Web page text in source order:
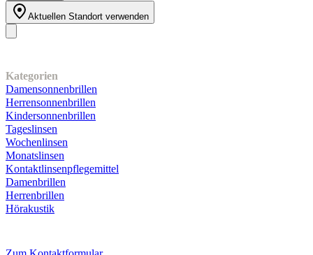
Aktuellen Standort verwenden
Kategorien
Damensonnenbrillen
Herrensonnenbrillen
Kindersonnenbrillen
Tageslinsen
Wochenlinsen
Monatslinsen
Kontaktlinsenpflegemittel
Damenbrillen
Herrenbrillen
Hörakustik